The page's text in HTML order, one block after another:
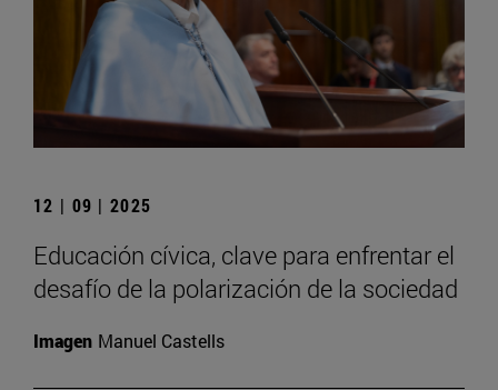
12 | 09 | 2025
Educación cívica, clave para enfrentar el
desafío de la polarización de la sociedad
Imagen Manuel Castells